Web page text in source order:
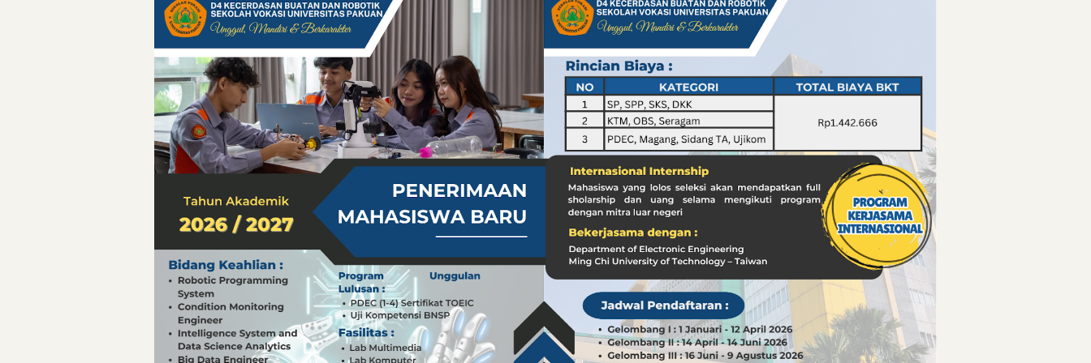
Pelajaran Berharga dari Kasus dr. Tifa dan Roy Suryo
Erling Haaland: Koleksi Tas Mewah yang Menginspirasi
Menteri PAN-RB: Peran ASN dalam Penyampaian Informasi yang Akurat
Menteri PAN-RB: Pilar Penyampaian Informasi yang Akurat untuk Masyarakat
Inovasi Teknologi di Timur Tengah: Membuka Peluang Baru
Detik-Detik yang Mengubah Dunia Teknologi
Hari Pelaut Sedunia: Menghargai Peran Pelaut di Balik Kemakmuran Bangsa
Gempa Dashyat di Venezuela: Kondisi WNI dan Dampak Global
Hari Pelaut Sedunia: Menghargai Peran Penting Pelaut dalam Perekonomian Global